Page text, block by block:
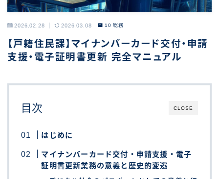
2026.02.28 2026.03.08 10 総務
【戸籍住民課】マイナンバーカード交付・申請
支援・電子証明書更新 完全マニュアル
CLOSE
目次
はじめに
マイナンバーカード交付・申請支援・電子
証明書更新業務の意義と歴史的変遷